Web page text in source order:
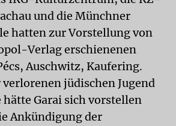
und die Münchner
hatten zur Vorstellung von
Verlag erschienenen
Auschwitz, Kaufering.
jüdischen Jugend
hätte Garai sich vorstellen
Ankündigung der